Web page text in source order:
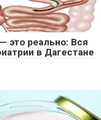
это реально: Вся
в Дагестане